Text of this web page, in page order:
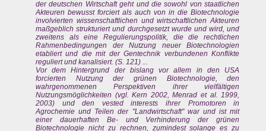
der deutschen Wirtschaft geht und die sowohl von staatlichen
Akteuren bewusst forciert als auch von in die Biotechnologie
involvierten wissenschaftlichen und wirtschaftlichen Akteuren
maßgeblich strukturiert und durchgesetzt wurde und wird, und
zweitens als eine Regulierungspolitik, die die rechtlichen
Rahmenbedingungen der Nutzung neuer Biotechnologien
etabliert und die mit der Gentechnik verbundenen Konflikte
reguliert und kanalisiert. (S. 121) ...
Vor dem Hintergrund der bislang vor allem in den USA
forcierten Nutzung der grünen Biotechnologie, den
wahrgenommenen Perspektiven ihrer vielfältigen
Nutzungsmöglichkeiten (vgl. Kern 2002, Menrad et al. 1999,
2003) und den vested interests ihrer Promotoren in
Agrochemie und Teilen der "Landwirtschaft" war und ist mit
einer dauerhaften Be- und Verhinderung der grünen
Biotechnologie nicht zu rechnen, zumindest solange es zu